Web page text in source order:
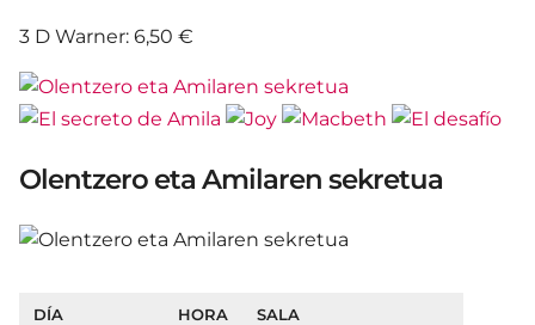
3 D Warner: 6,50 €
Olentzero eta Amilaren sekretua
DÍA HORA SALA